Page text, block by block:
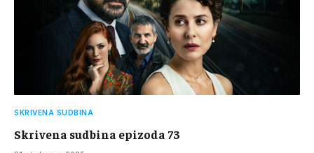
SKRIVENA SUDBINA
Skrivena sudbina epizoda 73